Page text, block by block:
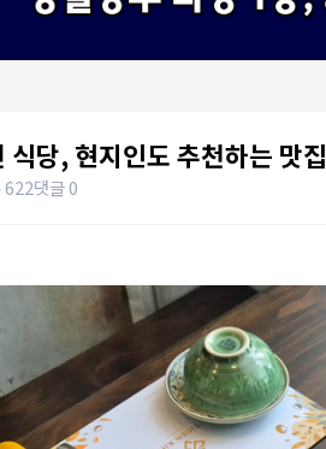
당, 현지인도 추천하는 맛집
622댓글 0